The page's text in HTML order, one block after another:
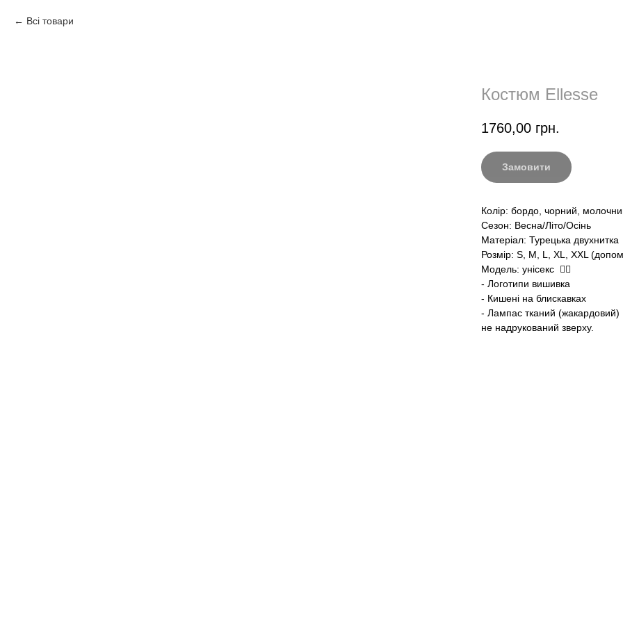
Всі товари
Костюм Ellesse
1760,00 грн.
Замовити
Колір: бордо, чорний,
Сезон: Весна/Літо/Осінь
Матеріал: Турецька двухнитка
Розмір: S, M, L, XL, XXL
Модель: унісекс ☝🏻
- Логотипи вишивка
- Кишені на блискавках
- Лампас тканий (жакардовий)
не надрукований зверху.